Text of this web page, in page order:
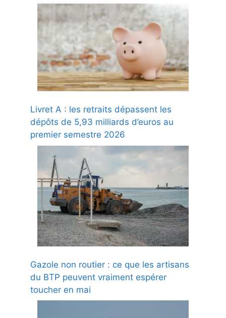
Livret A : les retraits dépassent les
dépôts de 5,93 milliards d’euros au
premier semestre 2026
Gazole non routier : ce que les artisans
du BTP peuvent vraiment espérer
toucher en mai